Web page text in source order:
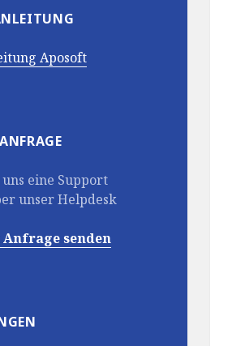
Aposoft
uns eine Support
unser Helpdesk
senden